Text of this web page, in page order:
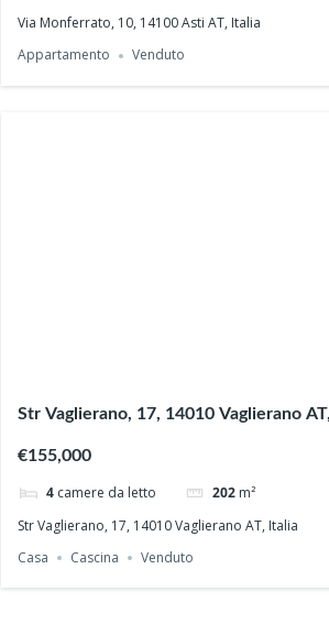
Via Monferrato, 10, 14100 Asti AT, Italia
Appartamento
Venduto
Str Vaglierano, 17, 14010 Vaglierano
€155,000
4 camere da letto 202 m²
Str Vaglierano, 17, 14010 Vaglierano AT, Italia
Casa
Cascina Venduto